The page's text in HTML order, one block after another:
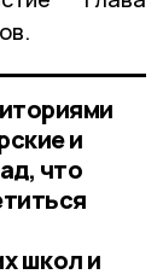
и
что
школ и